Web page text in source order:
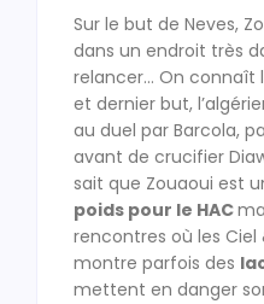
Sur le but de Neves,
dans un endroit très
relancer… On connaît
et dernier but,
au duel par Barcola,
avant de crucifier
sait que Zouaoui est
poids pour le HAC
rencontres où les Ciel
montre parfois des
mettent en danger